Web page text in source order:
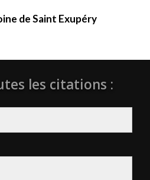
de Saint Exupéry
les citations :